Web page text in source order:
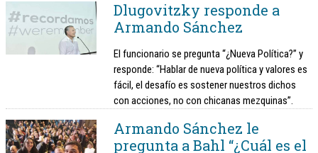
Dlugovitzky responde a
Armando Sánchez
El funcionario se pregunta “¿Nueva Política?” y
responde: “Hablar de nueva política y valores es
fácil, el desafío es sostener nuestros dichos
con acciones, no con chicanas mezquinas”.
Armando Sánchez le
pregunta a Bahl “¿Cuál es el